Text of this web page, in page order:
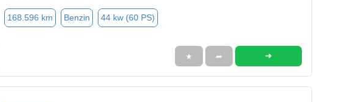
168.596 km Benzin 44 kw (60 PS)
★ ➦ ➜